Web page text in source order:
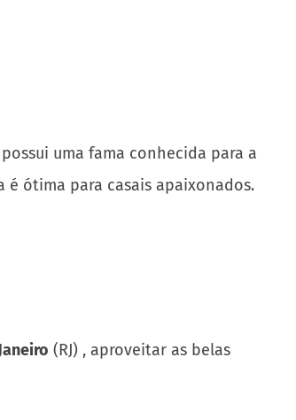
possui uma fama conhecida para a
é ótima para casais apaixonados.
(RJ) , aproveitar as belas